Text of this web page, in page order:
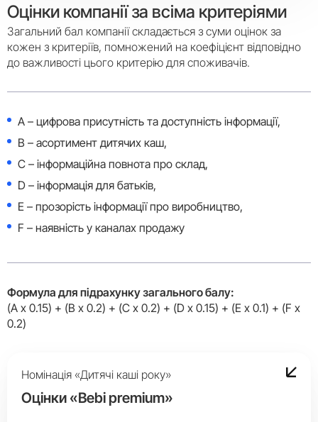
Оцінки компанії за всіма критеріями
Загальний бал компанії складається з суми оцінок за
кожен з критеріїв, помножений на коефіцієнт відповідно
до важливості цього критерію для споживачів.
A – цифрова присутність та доступність інформації,
B – асортимент дитячих каш,
C – інформаційна повнота про склад,
D – інформація для батьків,
E – прозорість інформації про виробництво,
F – наявність у каналах продажу
Формула для підрахунку загального балу:
(A x 0.15) + (B x 0.2) + (C x 0.2) + (D x 0.15) + (E x 0.1) + (F x
0.2)
Номінація «Дитячі каші року»
Оцінки «Bebi premium»